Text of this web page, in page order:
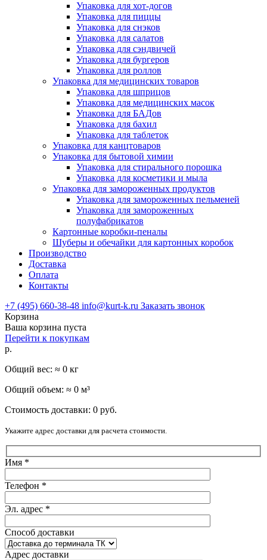
Упаковка для хот-догов
Упаковка для пиццы
Упаковка для снэков
Упаковка для салатов
Упаковка для сэндвичей
Упаковка для бургеров
Упаковка для роллов
Упаковка для медицинских товаров
Упаковка для шприцов
Упаковка для медицинских масок
Упаковка для БАДов
Упаковка для бахил
Упаковка для таблеток
Упаковка для канцтоваров
Упаковка для бытовой химии
Упаковка для стирального порошка
Упаковка для косметики и мыла
Упаковка для замороженных продуктов
Упаковка для замороженных пельменей
Упаковка для замороженных
полуфабрикатов
Картонные коробки-пеналы
Шуберы и обечайки для картонных коробок
Производство
Доставка
Оплата
Контакты
+7 (495) 660-38-48 info@kurt-k.ru Заказать звонок
Корзина
Ваша корзина пуста
Перейти к покупкам
р.
Общий вес: ≈ 0 кг
Общий объем: ≈ 0 м³
Стоимость доставки: 0 руб.
Укажите адрес доставки для расчета стоимости.
Имя *
Телефон *
Эл. адрес *
Способ доставки
Адрес доставки